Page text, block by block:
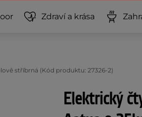
Zdraví a krása
stříbrná (Kód produktu: 27326-2)
Elektrický